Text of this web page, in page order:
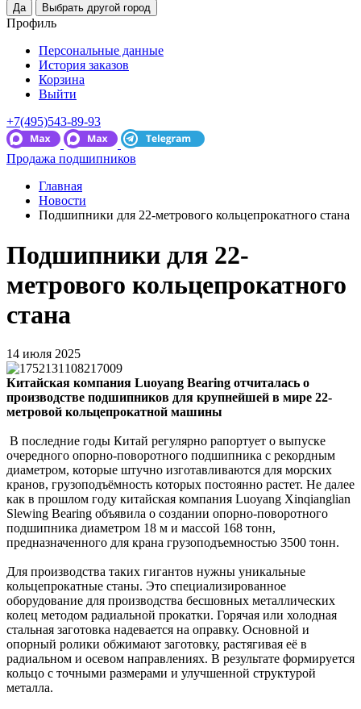
Профиль
Персональные данные
История заказов
Корзина
Выйти
+7(495)543-89-93
Продажа подшипников
Главная
Новости
Подшипники для 22-метрового кольцепрокатного стана
Подшипники для 22-
метрового кольцепрокатного
стана
14 июля 2025
Китайская компания Luoyang Bearing отчиталась о
производстве подшипников для крупнейшей в мире 22-
метровой кольцепрокатной машины
В последние годы Китай регулярно рапортует о выпуске
очередного опорно-поворотного подшипника с рекордным
диаметром, которые штучно изготавливаются для морских
кранов, грузоподъёмность которых постоянно растет. Не далее
как в прошлом году китайская компания Luoyang Xinqianglian
Slewing Bearing объявила о создании опорно-поворотного
подшипника диаметром 18 м и массой 168 тонн,
предназначенного для крана грузоподъемностью 3500 тонн.
Для производства таких гигантов нужны уникальные
кольцепрокатные станы. Это специализированное
оборудование для производства бесшовных металлических
колец методом радиальной прокатки. Горячая или холодная
стальная заготовка надевается на оправку. Основной и
опорный ролики обжимают заготовку, растягивая её в
радиальном и осевом направлениях. В результате формируется
кольцо с точными размерами и улучшенной структурой
металла.